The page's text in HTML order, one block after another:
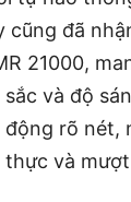
cũng đã
21000,
và độ
rõ nét,
và